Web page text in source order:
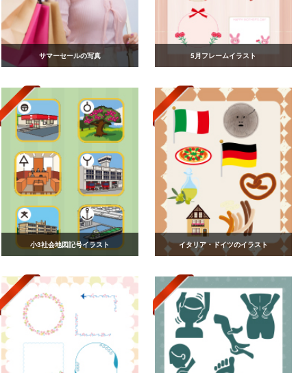
サマーセールの写真 5月フレームイラスト
小3社会地図記号イラスト イタリア・ドイツのイラスト